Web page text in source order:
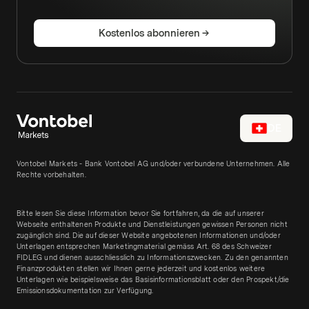
Kostenlos abonnieren
Vontobel Markets - Bank Vontobel AG und/oder verbundene Unternehmen. Alle
Rechte vorbehalten.
Bitte lesen Sie diese Information bevor Sie fortfahren, da die auf unserer
Webseite enthaltenen Produkte und Dienstleistungen gewissen Personen nicht
zugänglich sind. Die auf dieser Website angebotenen Informationen und/oder
Unterlagen entsprechen Marketingmaterial gemäss Art. 68 des Schweizer
FIDLEG und dienen ausschliesslich zu Informationszwecken. Zu den genannten
Finanzprodukten stellen wir Ihnen gerne jederzeit und kostenlos weitere
Unterlagen wie beispielsweise das Basisinformationsblatt oder den Prospekt/die
Emissionsdokumentation zur Verfügung.